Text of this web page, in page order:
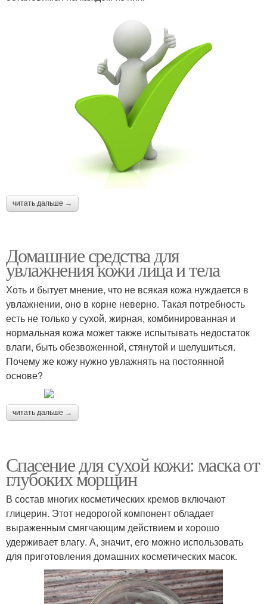
читать дальше →
Домашние средства для
увлажнения кожи лица и тела
Хоть и бытует мнение, что не всякая кожа нуждается в
увлажнении, оно в корне неверно. Такая потребность
есть не только у сухой, жирная, комбинированная и
нормальная кожа может также испытывать недостаток
влаги, быть обезвоженной, стянутой и шелушиться.
Почему же кожу нужно увлажнять на постоянной
основе?
читать дальше →
Спасение для сухой кожи: маска от
глубоких морщин
В состав многих косметических кремов включают
глицерин. Этот недорогой компонент обладает
выраженным смягчающим действием и хорошо
удерживает влагу. А, значит, его можно использовать
для приготовления домашних косметических масок.